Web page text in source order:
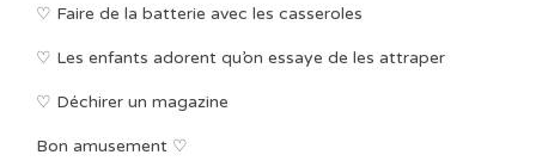
♡ Faire de la batterie avec les casseroles
♡ Les enfants adorent qu’on essaye de les attraper
♡ Déchirer un magazine
Bon amusement ♡